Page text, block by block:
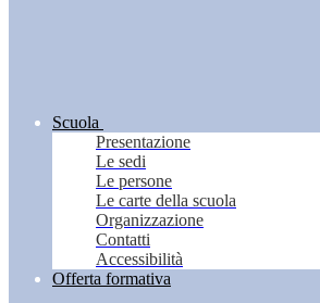
Scuola
Presentazione
Le sedi
Le persone
Le carte della scuola
Organizzazione
Contatti
Accessibilità
Offerta formativa